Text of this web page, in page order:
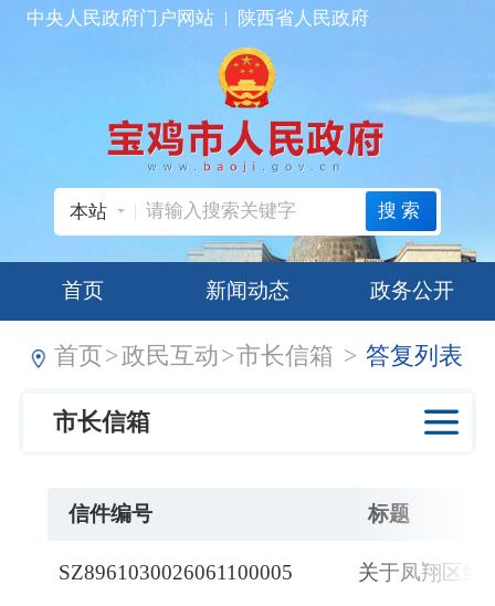
中央人民政府门户网站 陕西省人民政府
本站 搜索
首页 新闻动态 政务公开
首页>政民互动 >市长信箱 > 答复列表
市长信箱
信件编号 标题
SZ8961030026061100005